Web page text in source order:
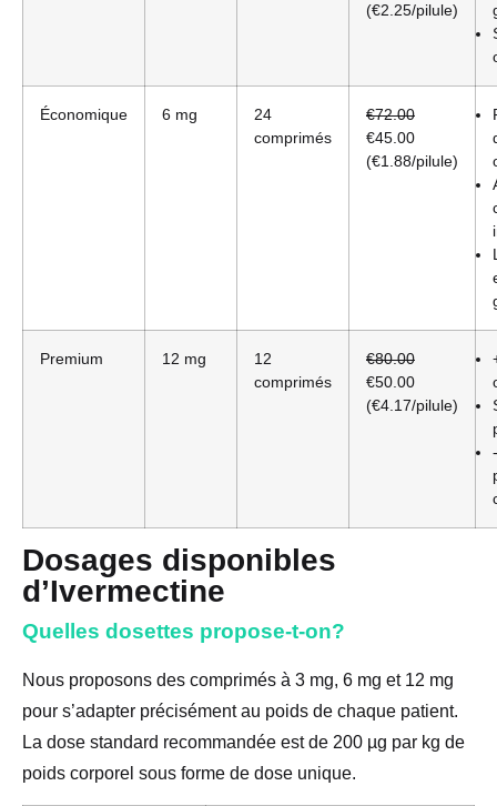
(€2.25/pilule)
Économique 6 mg
24
comprimés
€72.00
€45.00
(€1.88/pilule)
Premium 12 mg
12
comprimés
€80.00
€50.00
(€4.17/pilule)
Dosages disponibles
d’Ivermectine
Quelles dosettes propose-t-on?
Nous proposons des comprimés à 3 mg, 6 mg et 12 mg
pour s’adapter précisément au poids de chaque patient.
La dose standard recommandée est de 200 µg par kg de
poids corporel sous forme de dose unique.